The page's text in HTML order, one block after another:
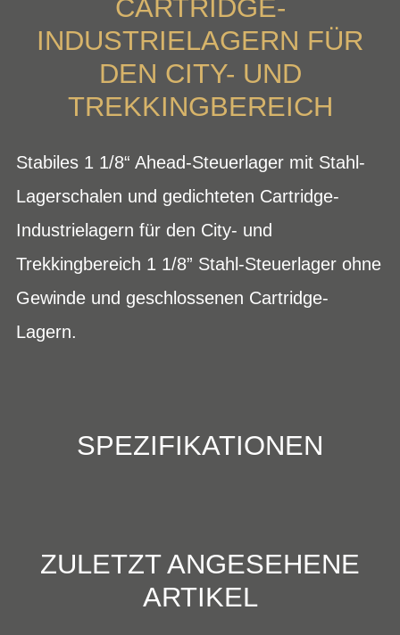
CARTRIDGE-
INDUSTRIELAGERN FÜR
DEN CITY- UND
TREKKINGBEREICH
Stabiles 1 1/8“ Ahead-Steuerlager mit Stahl-
Lagerschalen und gedichteten Cartridge-
Industrielagern für den City- und
Trekkingbereich 1 1/8” Stahl-Steuerlager ohne
Gewinde und geschlossenen Cartridge-
Lagern.
SPEZIFIKATIONEN
ZULETZT ANGESEHENE
ARTIKEL